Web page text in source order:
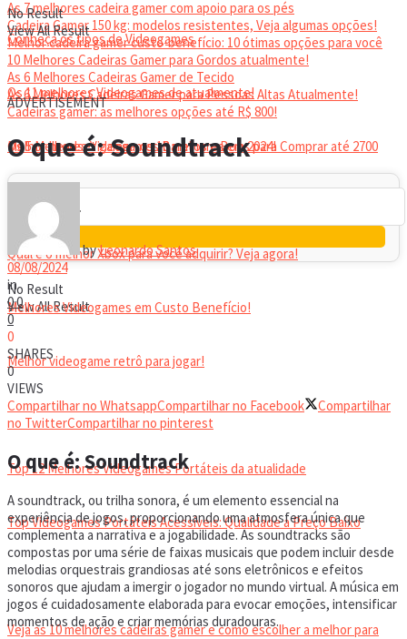
As 7 melhores cadeira gamer com apoio para os pés
Cadeira Gamer 150 kg: modelos resistentes, Veja algumas opções!
Melhor cadeira gamer custo-benefício: 10 ótimas opções para você
10 Melhores Cadeiras Gamer para Gordos atualmente!
As 6 Melhores Cadeiras Gamer de Tecido
As 6 Melhores Cadeiras Gamer para Pessoas Altas Atualmente!
Cadeiras gamer: as melhores opções até R$ 800!
Melhor headset gamer: os 10 melhores em 2024!
No Result
View All Result
Conheça os tipos de Videogames
Os 11 melhores Videogames de atualmente!
Os 5 Melhores Videogames Baratos e Bons para Comprar até 2700
Reais
Qual é o melhor Xbox para você adquirir? Veja agora!
Melhores Videogames em Custo Benefício!
Melhor videogame retrô para jogar!
VIDEOGAMES PORTÁTEIS
Top 12 Melhores Videogames Portáteis da atualidade
Top Videogames Portáteis Acessíveis: Qualidade a Preço Baixo
CADEIRA GAMER
Veja as 10 melhores cadeiras gamer e como escolher a melhor para
No Result
View All Result
ADVERTISEMENT
O que é: Soundtrack
byLeonardo Santos
08/08/2024
in
00
0
0
SHARES
0
VIEWS
Compartilhar no WhatsappCompartilhar no Facebook
Compartilhar
no TwitterCompartilhar no pinterest
O que é: Soundtrack
A soundtrack, ou trilha sonora, é um elemento essencial na
experiência de jogos, proporcionando uma atmosfera única que
complementa a narrativa e a jogabilidade. As soundtracks são
compostas por uma série de faixas musicais que podem incluir desde
melodias orquestrais grandiosas até sons eletrônicos e efeitos
sonoros que ajudam a imergir o jogador no mundo virtual. A música em
jogos é cuidadosamente elaborada para evocar emoções, intensificar
momentos de ação e criar memórias duradouras.